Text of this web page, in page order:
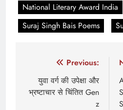
National Literary Award India
Suraj Singh Bais Poems
navigation
Previous:
युवा वर्ग की उपेक्षा और
भ्रष्टाचार से चिंतित Gen
z